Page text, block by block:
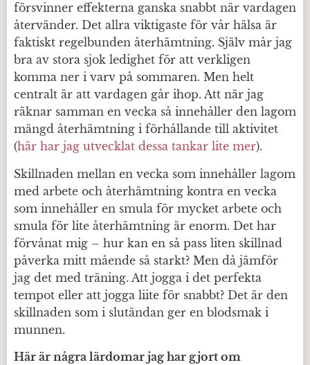
försvinner effekterna ganska snabbt när vardagen
återvänder. Det allra viktigaste för vår hälsa är
faktiskt regelbunden återhämtning. Själv mår jag
bra av stora sjok ledighet för att verkligen
komma ner i varv på sommaren. Men helt
centralt är att vardagen går ihop. Att när jag
räknar samman en vecka så innehåller den lagom
mängd återhämtning i förhållande till aktivitet
(här har jag utvecklat dessa tankar lite mer).
Skillnaden mellan en vecka som innehåller lagom
med arbete och återhämtning kontra en vecka
som innehåller en smula för mycket arbete och
smula för lite återhämtning är enorm. Det har
förvånat mig – hur kan en så pass liten skillnad
påverka mitt mående så starkt? Men då jämför
jag det med träning. Att jogga i det perfekta
tempot eller att jogga liite för snabbt? Det är den
skillnaden som i slutändan ger en blodsmak i
munnen.
Här är några lärdomar jag har gjort om